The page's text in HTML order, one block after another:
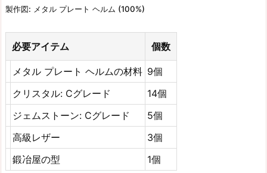
製作図: メタル プレート ヘルム (100%)
必要アイテム 個数
メタル プレート ヘルムの材料 9個
クリスタル: Cグレード
14個
ジェムストーン: Cグレード
5個
高級レザー
3個
鍛冶屋の型
1個